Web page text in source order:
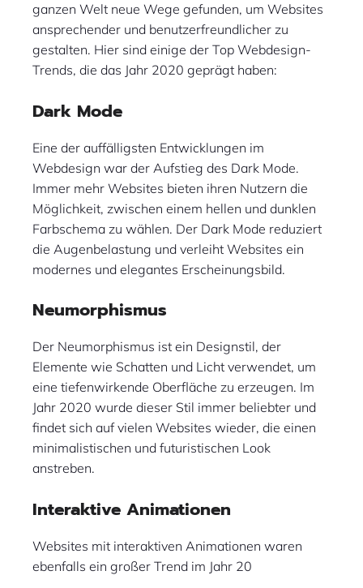
ganzen Welt neue Wege gefunden, um Websites
ansprechender und benutzerfreundlicher zu
gestalten. Hier sind einige der Top Webdesign-
Trends, die das Jahr 2020 geprägt haben:
Dark Mode
Eine der auffälligsten Entwicklungen im
Webdesign war der Aufstieg des Dark Mode.
Immer mehr Websites bieten ihren Nutzern die
Möglichkeit, zwischen einem hellen und dunklen
Farbschema zu wählen. Der Dark Mode reduziert
die Augenbelastung und verleiht Websites ein
modernes und elegantes Erscheinungsbild.
Neumorphismus
Der Neumorphismus ist ein Designstil, der
Elemente wie Schatten und Licht verwendet, um
eine tiefenwirkende Oberfläche zu erzeugen. Im
Jahr 2020 wurde dieser Stil immer beliebter und
findet sich auf vielen Websites wieder, die einen
minimalistischen und futuristischen Look
anstreben.
Interaktive Animationen
Websites mit interaktiven Animationen waren
ebenfalls ein großer Trend im Jahr 20